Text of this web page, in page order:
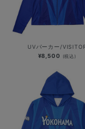
UVパーカー/
¥8,500 (税込)